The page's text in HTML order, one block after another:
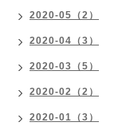
2020-05（2）
2020-04（3）
2020-03（5）
2020-02（2）
2020-01（3）